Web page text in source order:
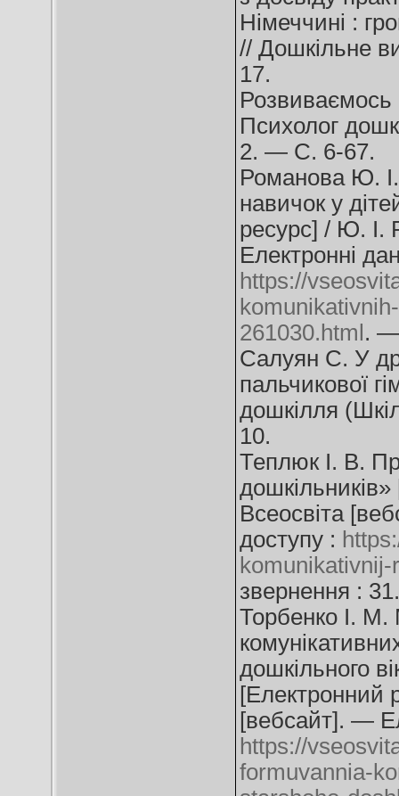
Німеччині :
// Дошкільне
17.
Розвиваємось
Психолог
2. — С. 6-67.
Романова Ю. І.
навичок у
ресурс] / Ю. І.
Електронні
https://
261030.html . —
Салуян С. У
пальчикової
дошкілля
10.
Теплюк І. В.
Всеосвіта
доступу :
звернення :
Торбенко І. М.
дошкільного
[Електронний
[вебсайт]. —
https://
formuvannia-